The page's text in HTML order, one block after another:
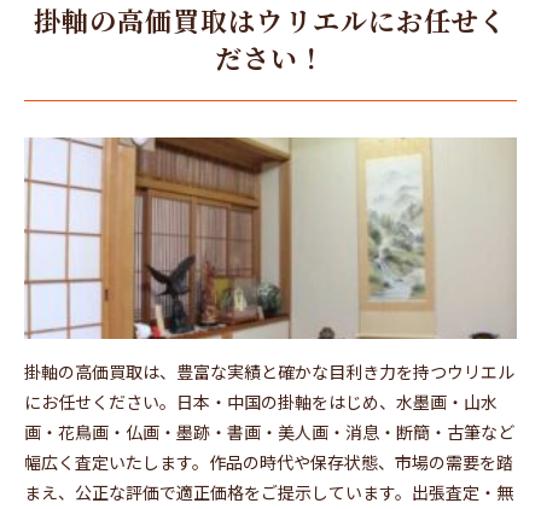
掛軸の高価買取はウリエルにお任せく
ださい！
掛軸の高価買取は、豊富な実績と確かな目利き力を持つウリエル
にお任せください。日本・中国の掛軸をはじめ、水墨画・山水
画・花鳥画・仏画・墨跡・書画・美人画・消息・断簡・古筆など
幅広く査定いたします。作品の時代や保存状態、市場の需要を踏
まえ、公正な評価で適正価格をご提示しています。出張査定・無